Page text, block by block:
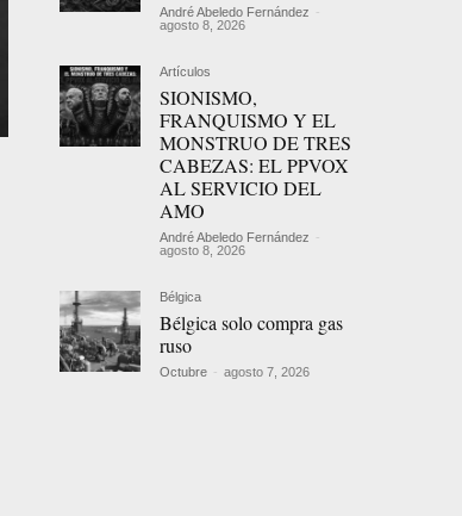
André Abeledo Fernández -
agosto 8, 2026
Artículos
SIONISMO,
FRANQUISMO Y EL
MONSTRUO DE TRES
CABEZAS: EL PPVOX
AL SERVICIO DEL
AMO
André Abeledo Fernández -
agosto 8, 2026
Bélgica
Bélgica solo compra gas
ruso
Octubre - agosto 7, 2026